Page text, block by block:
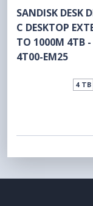
SANDISK DESK
C DESKTOP
TO 1000M 4TB -
4T00-EM25
4 TB